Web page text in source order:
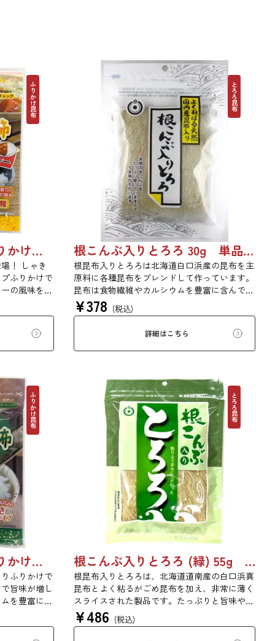
ふりかけ昆布
昆布屋さんが作ったふりかけ昆布和風だしカレー 30g 単品 5袋セット 20袋セット 6988
！ しゃき
ふりかけで
の風味を加
した。昆布
とろろ昆布
根こんぶ入りとろろ 30g 単品 5袋セット 20袋セット 1877
根昆布入りとろろは北海道白口浜産の昆布を主
原料に各種昆布をブレンドして作っています。
昆布は食物繊維やカルシウムを豊富に含んでい
ます。薄くふんわりと削っており、ご飯やお吸
い物、うどんに入れて美味しく召し上がれま
す。お口の中でとろーり、つるっと広がる根昆
布入りとろろを是非ご賞味ください。
¥378 (税込)
詳細はこちら
ふりかけ昆布
昆布屋さんが作ったふりかけ昆布 30g 単品 5袋セット 20袋セット 5072
ふりかけで
旨味が増し
を豊富に含
とろろ昆布
根こんぶ入りとろろ (緑) 55g 単品 5袋セット 20袋セット 3054
根昆布入りとろろは、北海道道南産の白口浜真
昆布とよく粘るがごめ昆布を加え、非常に薄く
スライスされた製品です。たっぷりと旨味や粘
りがあり、昆布本来の風味を存分にご賞味いた
だけます。現代の食生活にぜひ一日一度、お好
¥486 (税込)